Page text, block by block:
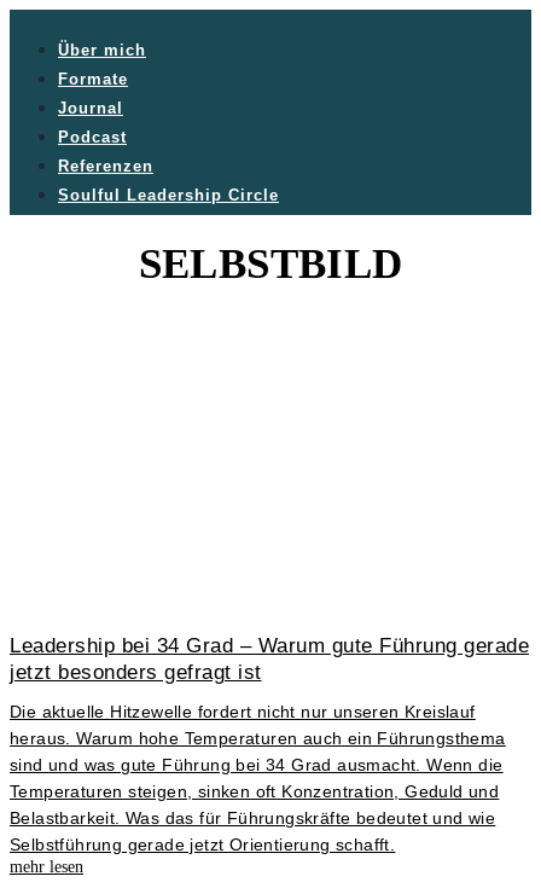
Über mich
Formate
Journal
Podcast
Referenzen
Soulful Leadership Circle
SELBSTBILD
Leadership bei 34 Grad – Warum gute Führung gerade
jetzt besonders gefragt ist
Die aktuelle Hitzewelle fordert nicht nur unseren Kreislauf
heraus. Warum hohe Temperaturen auch ein Führungsthema
sind und was gute Führung bei 34 Grad ausmacht. Wenn die
Temperaturen steigen, sinken oft Konzentration, Geduld und
Belastbarkeit. Was das für Führungskräfte bedeutet und wie
Selbstführung gerade jetzt Orientierung schafft.
mehr lesen